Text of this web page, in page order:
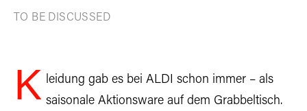
TO BE DISCUSSED
K leidung gab es bei ALDI schon immer – als
saisonale Aktionsware auf dem Grabbeltisch.